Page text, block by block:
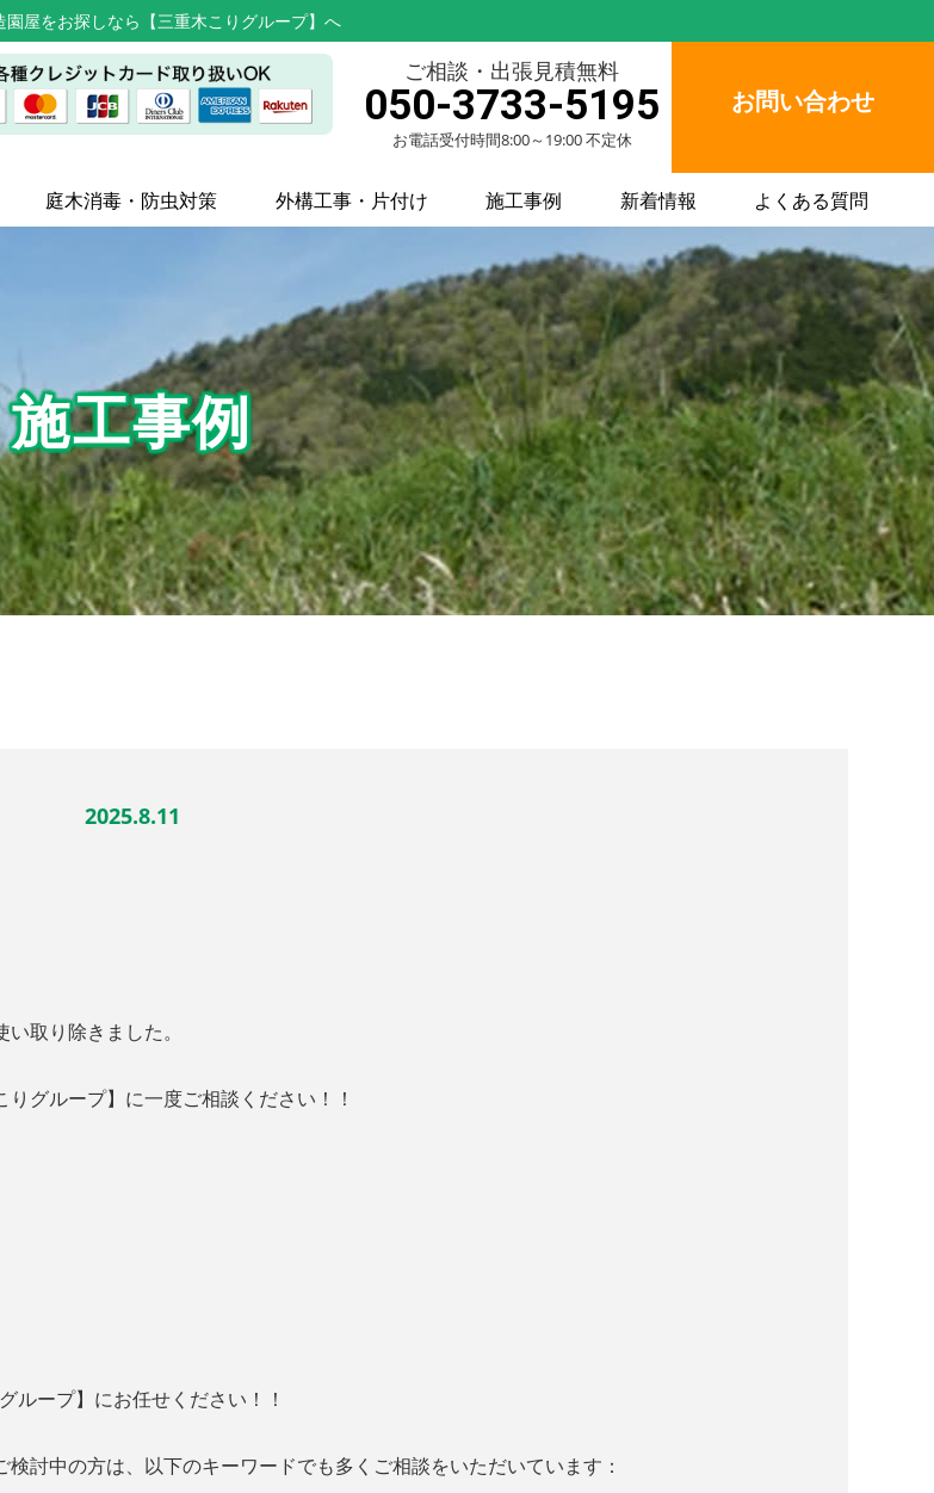
屋をお探しなら【三重木こりグループ】へ
ご相談・出張見積無料
050-3733-5195
お電話受付時間8:00～19:00 不定休
お問い合わせ
庭木消毒・防虫対策 外構工事・片付け 施工事例 新着情報 よくある質問
施工事例
2025.8.11
取り除きました。
りグループ】に一度ご相談ください！！
ループ】にお任せください！！
討中の方は、以下のキーワードでも多くご相談をいただいています：